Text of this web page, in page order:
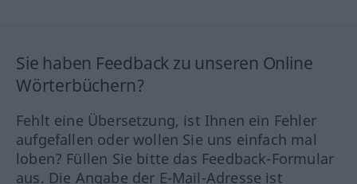
Sie haben Feedback zu unseren Online
Wörterbüchern?
Fehlt eine Übersetzung, ist Ihnen ein Fehler
aufgefallen oder wollen Sie uns einfach mal
loben? Füllen Sie bitte das Feedback-Formular
aus. Die Angabe der E-Mail-Adresse ist